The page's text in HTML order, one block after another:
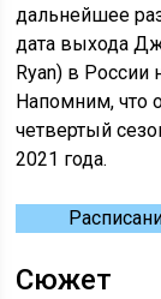
дальнейшее
дата выхода
Ryan) в России
Напомним, что
четвертый
2021 года.
Сюжет